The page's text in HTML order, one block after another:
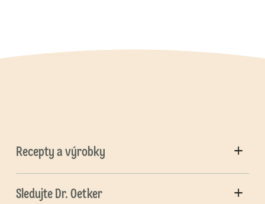
Recepty a výrobky
Sledujte Dr. Oetker